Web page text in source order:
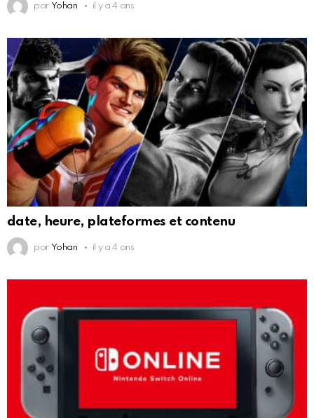
par Yohan il y a 4 ans
date, heure, plateformes et contenu
par Yohan il y a 4 ans